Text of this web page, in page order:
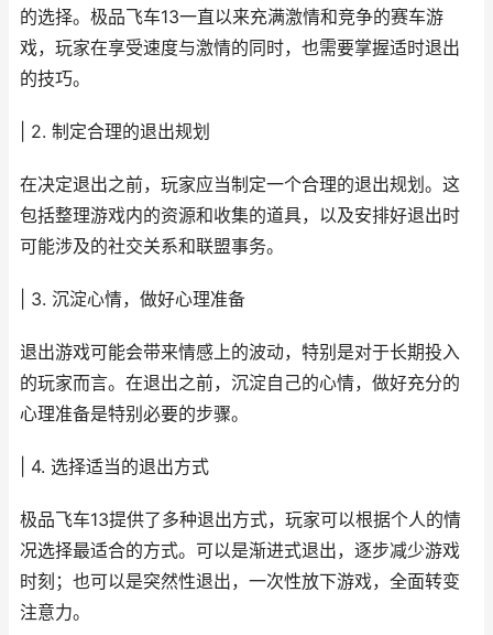
的选择。极品飞车13一直以来充满激情和竞争的赛车游
戏，玩家在享受速度与激情的同时，也需要掌握适时退出
的技巧。
| 2. 制定合理的退出规划
在决定退出之前，玩家应当制定一个合理的退出规划。这
包括整理游戏内的资源和收集的道具，以及安排好退出时
可能涉及的社交关系和联盟事务。
| 3. 沉淀心情，做好心理准备
退出游戏可能会带来情感上的波动，特别是对于长期投入
的玩家而言。在退出之前，沉淀自己的心情，做好充分的
心理准备是特别必要的步骤。
| 4. 选择适当的退出方式
极品飞车13提供了多种退出方式，玩家可以根据个人的情
况选择最适合的方式。可以是渐进式退出，逐步减少游戏
时刻；也可以是突然性退出，一次性放下游戏，全面转变
注意力。